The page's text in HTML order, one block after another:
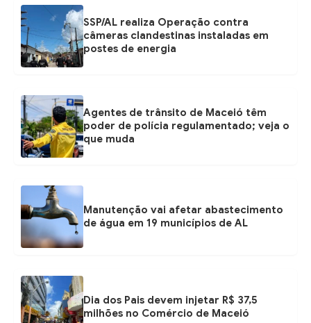
SSP/AL realiza Operação contra
câmeras clandestinas instaladas em
postes de energia
Agentes de trânsito de Maceió têm
poder de polícia regulamentado; veja o
que muda
Manutenção vai afetar abastecimento
de água em 19 municípios de AL
Dia dos Pais devem injetar R$ 37,5
milhões no Comércio de Maceió